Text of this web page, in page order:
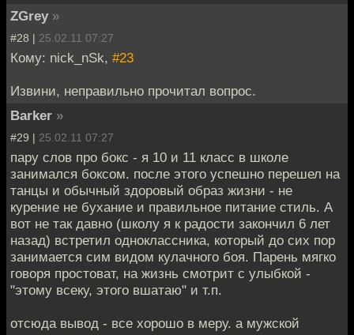
ZGrey »
#28 | 25.02.11 07:27
Кому: nick_nSk, #23
Извини, неправильно прочитал вопрос.
Barker »
#29 | 25.02.11 07:27
пару слов про бокс - я 10 и 11 класс в школе
занимался боксом. после этого успешно перешел на
танцы и обычный здоровый образ жизни - не
курение не бухание и правильное питание стиль. А
вот не так давно (школу я к радости закончил 6 лет
назад) встретил одноклассника, который до сих пор
занимается сим видом кулачного боя. Парень мягко
говоря простоват, на жизнь смотрит с улыбкой -
"этому всеку, этого вшатаю" и т.п.
отсюда вывод - все хорошо в меру. а мужской